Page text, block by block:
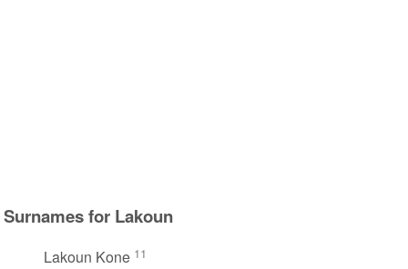
Surnames for Lakoun
Lakoun Kone 11